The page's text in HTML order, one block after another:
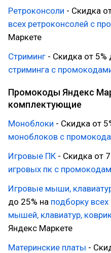
Ретроконсоли - Скидка
всех ретроконсолей с
Маркете
Стриминг - Скидка от 5%
стриминга с
Промокоды Яндекс
комплектующие
Моноблоки - Скидка от
моноблоков с
Игровые ПК - Скидка от
игровых пк с
Игровые мыши,
до 25% на подборку
мышей, клавиатур,
Яндекс Маркете
Материнские платы -